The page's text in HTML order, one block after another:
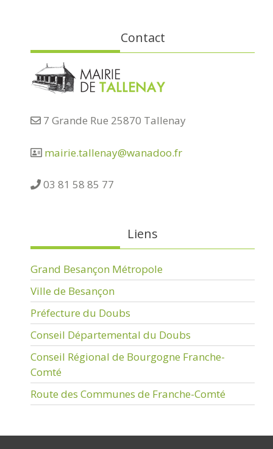
Contact
7 Grande Rue 25870 Tallenay
mairie.tallenay@wanadoo.fr
03 81 58 85 77
Liens
Grand Besançon Métropole
Ville de Besançon
Préfecture du Doubs
Conseil Départemental du Doubs
Conseil Régional de Bourgogne Franche-
Comté
Route des Communes de Franche-Comté